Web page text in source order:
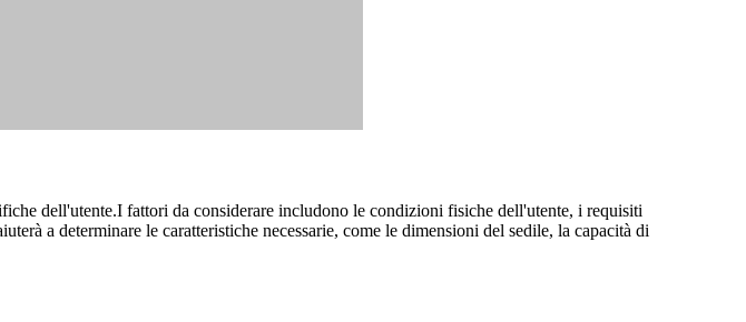
dell'utente.I fattori da considerare includono le condizioni fisiche dell'utente, i requisiti
a determinare le caratteristiche necessarie, come le dimensioni del sedile, la capacità di